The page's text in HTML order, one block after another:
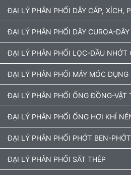
ĐẠI LÝ PHÂN PHỐI DÂY CÁP, XÍCH,
ĐẠI LÝ PHÂN PHỐI DÂY CUROA-
ĐẠI LÝ PHÂN PHỐI LỌC-DẦU NHỚT
ĐẠI LÝ PHÂN PHỐI MÁY MÓC
ĐẠI LÝ PHÂN PHỐI ỐNG ĐỒNG-VẬT
ĐẠI LÝ PHÂN PHỐI ỐNG HƠI KHÍ
ĐẠI LÝ PHÂN PHỐI PHỚT BEN-
ĐẠI LÝ PHÂN PHỐI SẮT THÉP